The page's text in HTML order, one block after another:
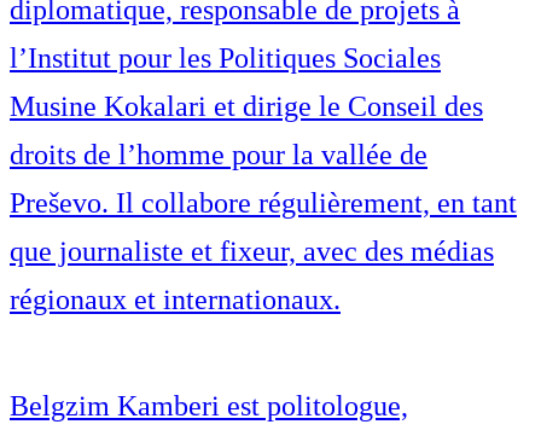
diplomatique, responsable de projets à
l’Institut pour les Politiques Sociales
Musine Kokalari et dirige le Conseil des
droits de l’homme pour la vallée de
Preševo. Il collabore régulièrement, en tant
que journaliste et fixeur, avec des médias
régionaux et internationaux.
Belgzim Kamberi est politologue,